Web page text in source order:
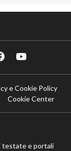
e Cookie Policy
Cookie Center
testate e portali